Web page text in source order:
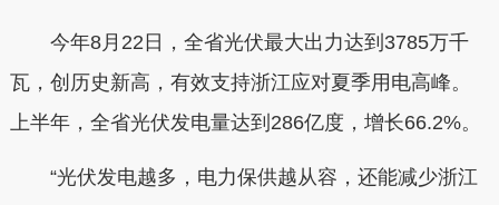
今年8月22日，全省光伏最大出力达到3785万千
瓦，创历史新高，有效支持浙江应对夏季用电高峰。
上半年，全省光伏发电量达到286亿度，增长66.2%。
“光伏发电越多，电力保供越从容，还能减少浙江